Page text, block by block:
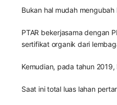
Bukan hal mudah
PTAR bekerjasama dengan
sertifikat organik dari
Kemudian, pada tahun
Saat ini total luas lahan